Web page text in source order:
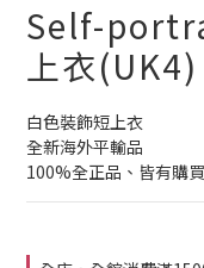
Self-
上衣(UK4)
白色裝飾短上衣
全新海外平輸品
100%全正品、皆有購